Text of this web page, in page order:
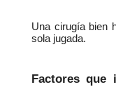
Una cirugía bien
sola jugada.
Factores que